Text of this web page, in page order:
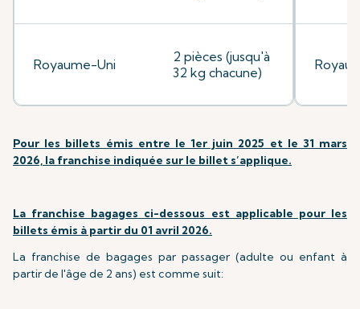
Royaume-Uni
2 pièces (jusqu'à
32 kg chacune)
Pour les billets émis entre le 1er juin 2025 et le 31 mars
2026, la franchise indiquée sur le billet s’applique.
La franchise bagages ci-dessous est applicable pour les
billets émis à partir du 01 avril 2026.
La franchise de bagages par passager (adulte ou enfant à
partir de l'âge de 2 ans) est comme suit: